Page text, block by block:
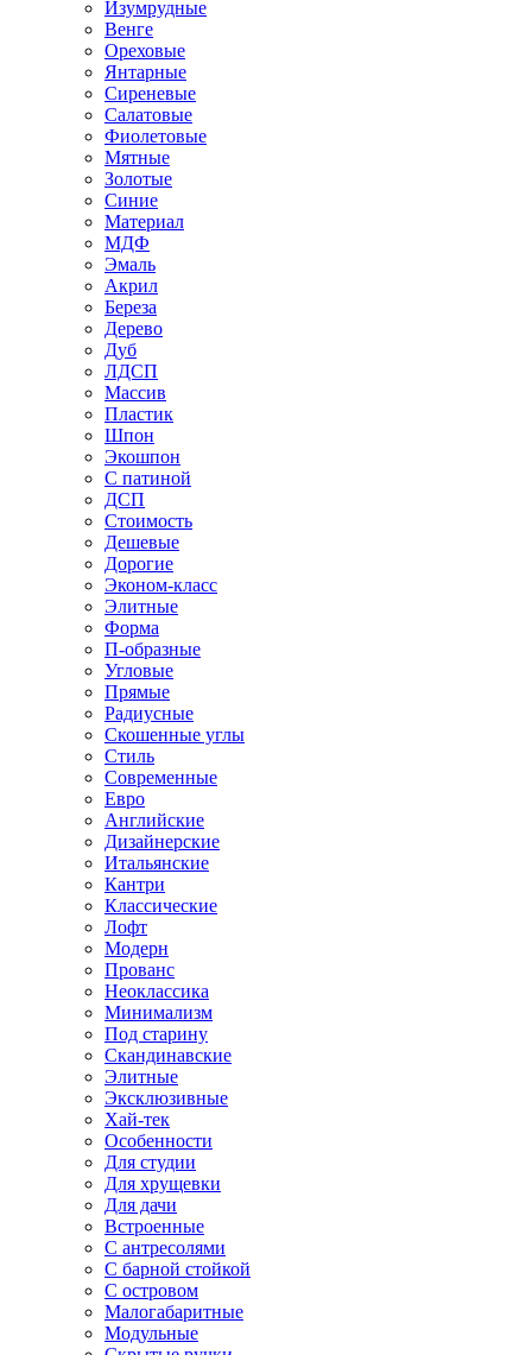
Изумрудные
Венге
Ореховые
Янтарные
Сиреневые
Салатовые
Фиолетовые
Мятные
Золотые
Синие
Материал
МДФ
Эмаль
Акрил
Береза
Дерево
Дуб
ЛДСП
Массив
Пластик
Шпон
Экошпон
С патиной
ДСП
Стоимость
Дешевые
Дорогие
Эконом-класс
Элитные
Форма
П-образные
Угловые
Прямые
Радиусные
Скошенные углы
Стиль
Современные
Евро
Английские
Дизайнерские
Итальянские
Кантри
Классические
Лофт
Модерн
Прованс
Неоклассика
Минимализм
Под старину
Скандинавские
Элитные
Эксклюзивные
Хай-тек
Особенности
Для студии
Для хрущевки
Для дачи
Встроенные
С антресолями
С барной стойкой
С островом
Малогабаритные
Модульные